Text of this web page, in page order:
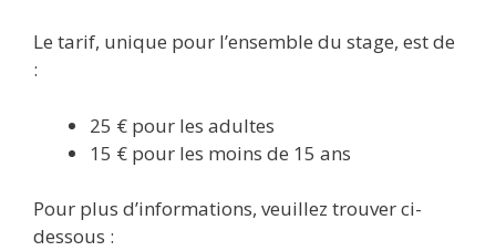
Le tarif, unique pour l’ensemble du stage, est de
:
25 € pour les adultes
15 € pour les moins de 15 ans
Pour plus d’informations, veuillez trouver ci-
dessous :